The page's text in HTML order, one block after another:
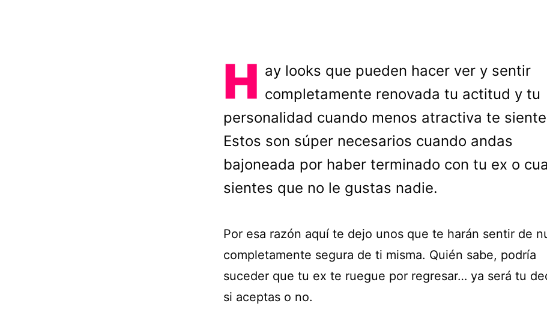
H ay looks que pueden hacer ver y sentir
completamente renovada tu actitud y tu
personalidad cuando menos atractiva te
Estos son súper necesarios cuando andas
bajoneada por haber terminado con tu ex o
sientes que no le gustas nadie.
Por esa razón aquí te dejo unos que te harán sentir de
completamente segura de ti misma. Quién sabe, podría
suceder que tu ex te ruegue por regresar… ya será tu
si aceptas o no.